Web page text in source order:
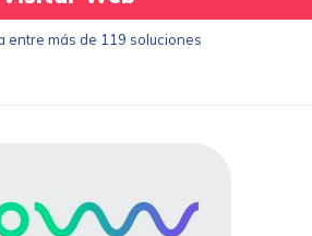
entre más de 119 soluciones